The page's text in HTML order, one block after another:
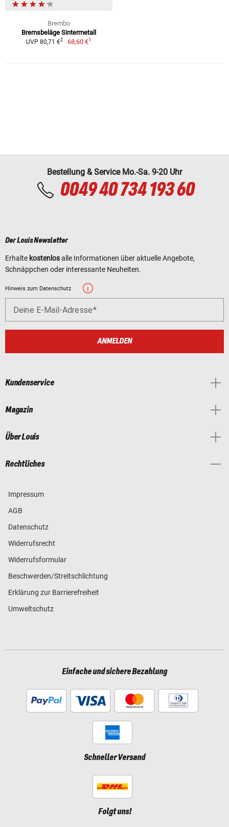
Brembo
Bremsbeläge Sintermetall
UVP 80,71 €2 68,60 €1
Bestellung & Service Mo.-Sa. 9-20 Uhr
0049 40 734 193 60
Der Louis Newsletter
Erhalte kostenlosalle Informationen über aktuelle Angebote,
Schnäppchen oder interessante Neuheiten.
Hinweis zum Datenschutz
Deine E-Mail-Adresse
ANMELDEN
Kundenservice
Magazin
Über Louis
Rechtliches
Impressum
AGB
Datenschutz
Widerrufsrecht
Widerrufsformular
Beschwerden/Streitschlichtung
Erklärung zur Barrierefreiheit
Umweltschutz
Einfache und sichere Bezahlung
Schneller Versand
Folgt uns!